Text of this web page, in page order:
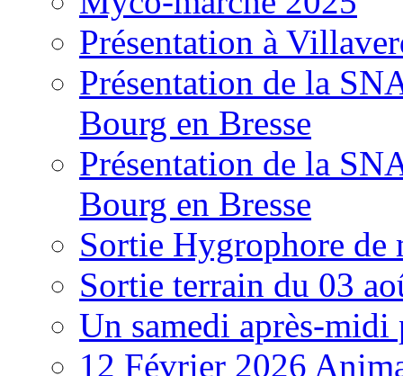
Présentation à
Présentation de la
Bourg en Bresse
Présentation de la
Bourg en Bresse
Sortie Hygrophore de
Sortie terrain du 03
Un samedi après-
12 Février 2026